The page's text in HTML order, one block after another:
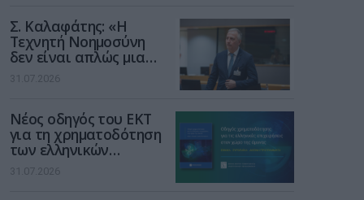
Σ. Καλαφάτης: «Η
Τεχνητή Νοημοσύνη
δεν είναι απλώς μια
νέα τεχνολογία, είναι
μια νέα βιομηχανική
31.07.2026
Νέος οδηγός του ΕΚΤ
για τη χρηματοδότηση
των ελληνικών
επιχειρήσεων στον
χώρο της άμυνας
31.07.2026